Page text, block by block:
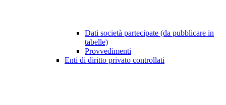
Dati società partecipate (da pubblicare in
tabelle)
Provvedimenti
Enti di diritto privato controllati